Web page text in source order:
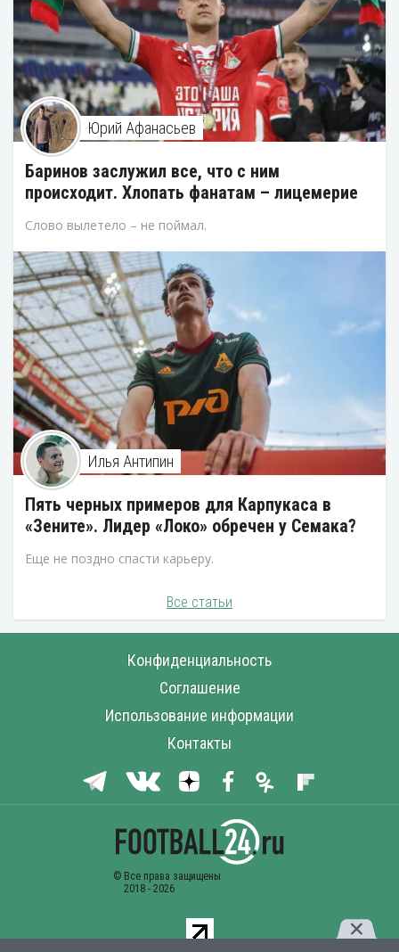
Юрий Афанасьев
Баринов заслужил все, что с ним
происходит. Хлопать фанатам – лицемерие
Слово вылетело – не поймал.
Илья Антипин
Пять черных примеров для Карпукаса в
«Зените». Лидер «Локо» обречен у Семака?
Еще не поздно спасти карьеру.
Все статьи
Конфиденциальность
Соглашение
Использование информации
Контакты